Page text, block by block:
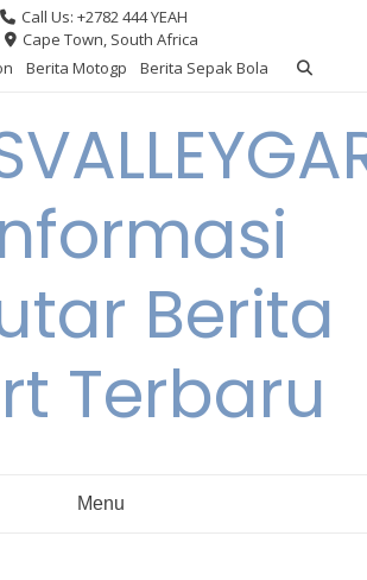
Call Us: +2782 444 YEAH
Cape Town, South Africa
Berita Motogp Berita Sepak Bola
Berita
Terbaru
Menu